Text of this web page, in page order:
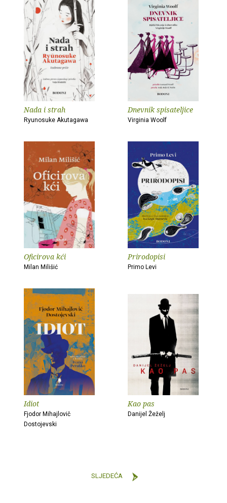
Nada i strah
Ryunosuke Akutagawa
Dnevnik spisateljice
Virginia Woolf
Oficirova kći
Milan Milišić
Prirodopisi
Primo Levi
Idiot
Fjodor Mihajlovič
Dostojevski
Kao pas
Danijel Žeželj
SLJEDEĆA